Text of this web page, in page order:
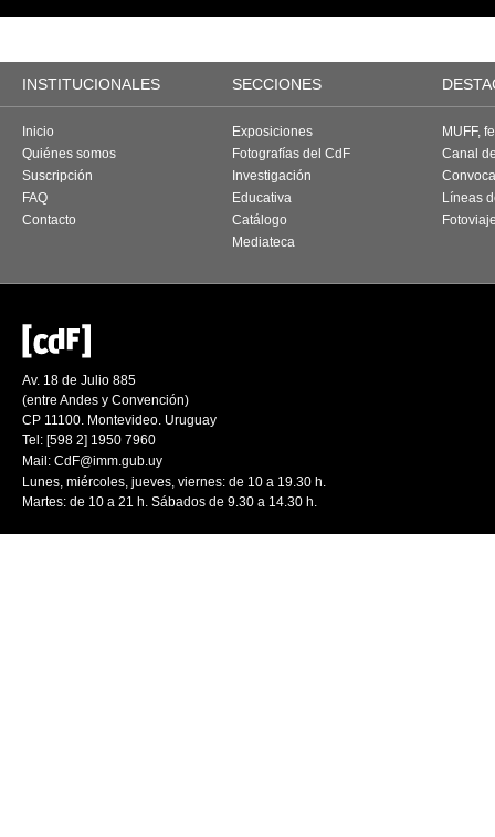
INSTITUCIONALES SECCIONES
Inicio
Quiénes somos
Suscripción
FAQ
Contacto
Exposiciones
Fotografías del CdF
Investigación
Educativa
Catálogo
Mediateca
MUFF,
Canal
Líneas
Av. 18 de Julio 885
(entre Andes y Convención)
CP 11100. Montevideo. Uruguay
Tel: [598 2] 1950 7960
Mail: CdF@imm.gub.uy
Lunes, miércoles, jueves, viernes: de 10 a 19.30 h.
Martes: de 10 a 21 h. Sábados de 9.30 a 14.30 h.